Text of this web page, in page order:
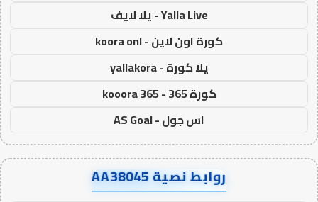
Yalla Live - يلا لايف
كورة اون لاين - koora onl
يلا كورة - yallakora
كورة 365 - kooora 365
اس جول - AS Goal
روابط نصية AA38045